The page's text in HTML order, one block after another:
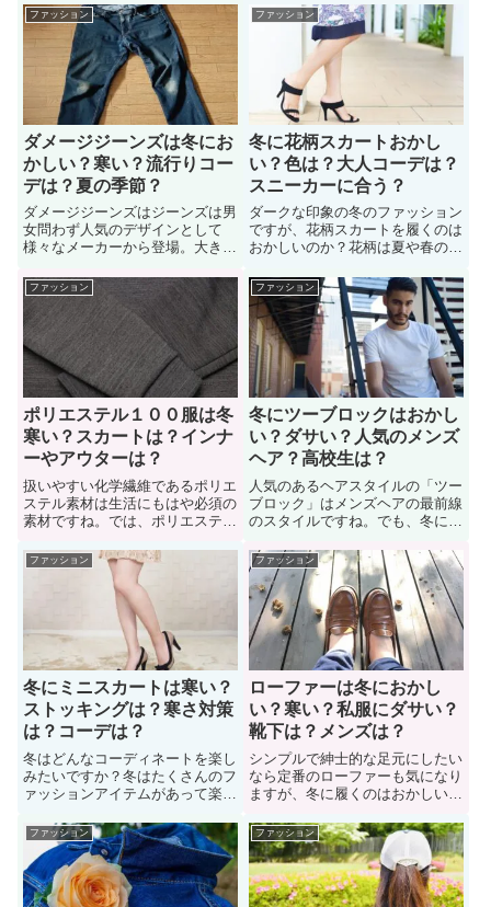
タイツを履かないと厳しくなって
きたと悩んでいる３０代の女性も
多い。足先が蒸れるのが気になる
女性の声も案外多い。では冬のタ
イツが嫌いなときの対処法はどう
したら良いか？詳しく見ていこう
か？冬にニューバランスの靴を履
きたいけど、メッシュが入って
「寒くないか？おかしくない
か？」悩んでいる男性も多い。実
は、冬にピッタリのニューバラン
スがあるんです。詳しく見ていこ
う。
ファッション
ダメージジーンズは冬にお
かしい？寒い？流行りコー
デは？夏の季節？
ダメージジーンズはジーンズは男
女問わず人気のデザインとして
様々なメーカーから登場。大きく
すが、冬に着用するのはおかしい
でしょうか。冬にダメージジーン
ズを取り入れたいけど「おかし
い？寒くないか？」など、悩んで
いる男性も多い。では対処法やコ
ーディネートなど、詳しく見てい
こう
ファッション
冬に花柄スカートおかし
い？色は？大人コーデは？
スニーカーに合う？
ダークな印象の冬のファッション
ですが、花柄スカートを履くのは
おかしいのか？花柄は夏や春の定
メージがあります。冬に花柄スカ
ートを履きたいけど「おかしくな
いか？ダサいか？季節感が合わな
いか？」悩む女性も多い。そこで
「冬に花柄スカートを履くのはお
かしいのか？」詳しく見ていこう
ファッション
ポリエステル１００服は冬
寒い？スカートは？インナ
ーやアウターは？
扱いやすい化学繊維であるポリエ
ステル素材は生活にもはや必須の
素材ですね。では、ポリエステル
冬にポリエステル１００％の素材
の洋服を着たいけど「寒くない
か？対策はどうするか？」悩む女
性も多い。「ポリエステル１０
０％の服を冬に着るのは寒いの
か？」について詳しく見ていこう
ファッション
冬にツーブロックはおかし
い？ダサい？人気のメンズ
ヘア？高校生は？
人気のあるヘアスタイルの「ツー
ブロック」はメンズヘアの最前線
のスタイルですね。でも、冬には
ックの髪型にしたいけど「おかし
くないか？寒そうに見えない
か？」悩んでいる男性も多い。そ
こで、このページでは「冬にツー
ブロックはおかしいのか？」色々
な人に意見を聞いてみました。
ファッション
冬にミニスカートは寒い？
ストッキングは？寒さ対策
は？コーデは？
冬はどんなコーディネートを楽し
みたいですか？冬はたくさんのフ
ァッションアイテムがあって楽し
はさすがに寒いのか？冬にミニス
カートを取り入れたいけど「寒く
ないか？防寒対策はどうするべき
か？」悩んでいる女性も多い。そ
こで「冬にミニスカートは寒いの
ファッション
ローファーは冬におかし
い？寒い？私服にダサい？
靴下は？メンズは？
シンプルで紳士的な足元にしたい
なら定番のローファーも気になり
ますが、冬に履くのはおかしいの
けど「変じゃないのか？寒い
か？」など悩んでいる人も多い。
では、ローファーは冬におかしい
のか？色々な人に意見を聞いてみ
ました。冬にローファーを履くコ
ファッション ファッション